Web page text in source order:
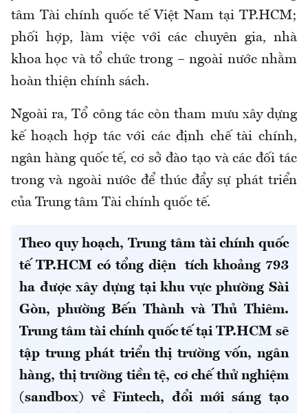
tâm Tài chính quốc tế Việt Nam tại TP.HCM;
phối hợp, làm việc với các chuyên gia, nhà
khoa học và tổ chức trong – ngoài nước nhằm
hoàn thiện chính sách.
Ngoài ra, Tổ công tác còn tham mưu xây dựng
kế hoạch hợp tác với các định chế tài chính,
ngân hàng quốc tế, cơ sở đào tạo và các đối tác
trong và ngoài nước để thúc đẩy sự phát triển
của Trung tâm Tài chính quốc tế.
Theo quy hoạch, Trung tâm tài chính quốc
tế TP.HCM có tổng diện tích khoảng 793
ha được xây dựng tại khu vực phường Sài
Gòn, phường Bến Thành và Thủ Thiêm.
Trung tâm tài chính quốc tế tại TP.HCM sẽ
tập trung phát triển thị trường vốn, ngân
hàng, thị trường tiền tệ, cơ chế thử nghiệm
(sandbox) về Fintech, đổi mới sáng tạo